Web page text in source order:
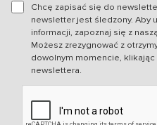
Chcę zapisać się do
newsletter jest śledzony. Aby
informacji, zapoznaj się z naszą
Możesz zrezygnować z
dowolnym momencie,
newslettera.